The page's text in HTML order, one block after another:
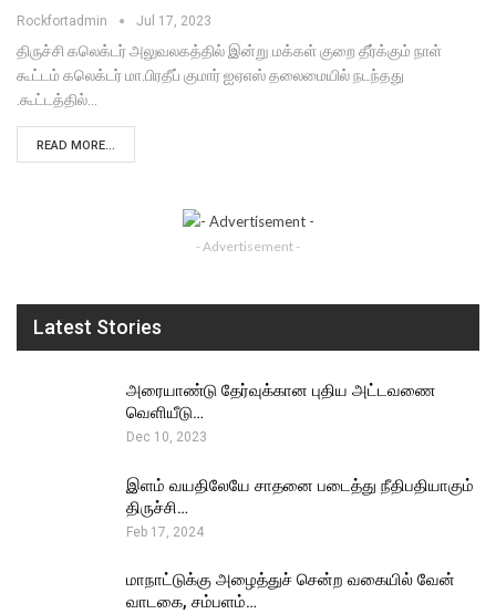
Rockfortadmin Jul 17, 2023
திருச்சி கலெக்டர் அலுவலகத்தில் இன்று மக்கள் குறை தீர்க்கும் நாள்
கூட்டம் கலெக்டர் மா.பிரதீப் குமார் ஐஏஎஸ் தலைமையில் நடந்தது
.கூட்டத்தில்…
READ MORE...
- Advertisement -
Latest Stories
அரையாண்டு தேர்வுக்கான புதிய அட்டவணை
வெளியீடு…
Dec 10, 2023
இளம் வயதிலேயே சாதனை படைத்து நீதிபதியாகும்
திருச்சி…
Feb 17, 2024
மாநாட்டுக்கு அழைத்துச் சென்ற வகையில் வேன்
வாடகை, சம்பளம்…